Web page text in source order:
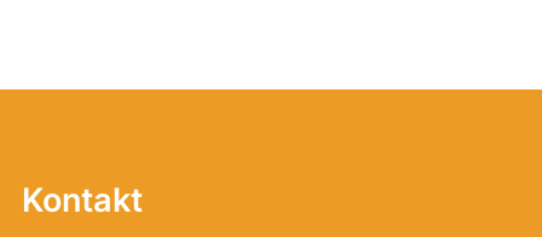
Kontakt